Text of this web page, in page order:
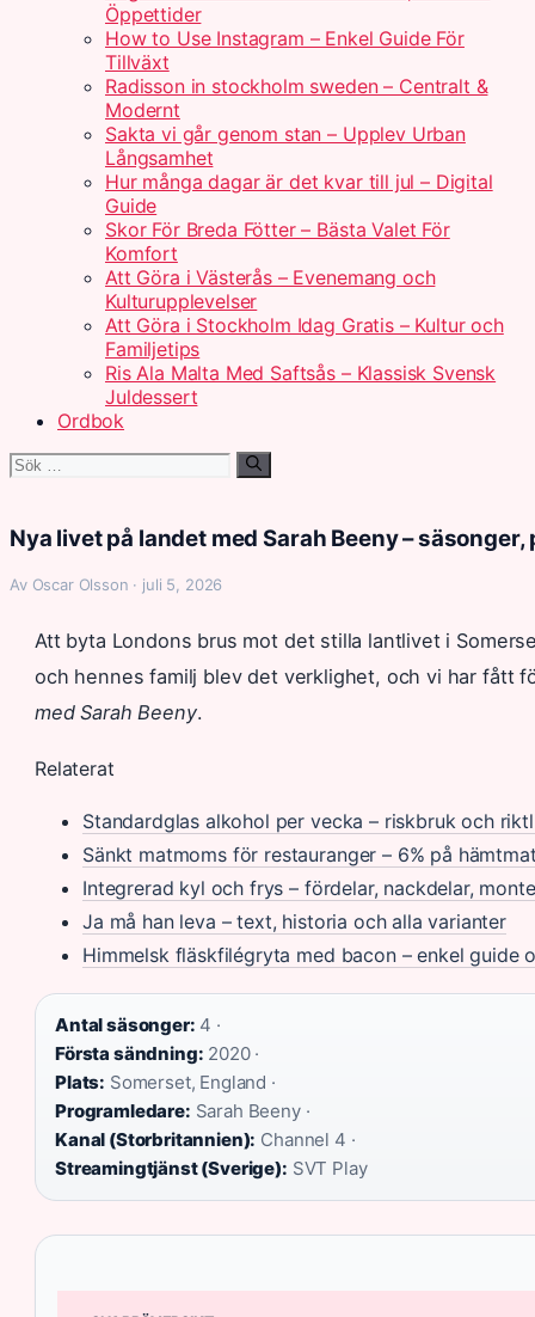
Öppettider
How to Use Instagram – Enkel Guide För
Tillväxt
Radisson in stockholm sweden – Centralt &
Modernt
Sakta vi går genom stan – Upplev Urban
Långsamhet
Hur många dagar är det kvar till jul – Digital
Guide
Skor För Breda Fötter – Bästa Valet För
Komfort
Att Göra i Västerås – Evenemang och
Kulturupplevelser
Att Göra i Stockholm Idag Gratis – Kultur och
Familjetips
Ris Ala Malta Med Saftsås – Klassisk Svensk
Juldessert
Ordbok
Sök
Nya livet på landet med Sarah Beeny –
Av Oscar Olsson · juli 5, 2026
Att byta Londons brus mot det stilla lantlivet i
och hennes familj blev det verklighet, och vi har fått
med Sarah Beeny.
Relaterat
Standardglas alkohol per vecka – riskbruk och
Sänkt matmoms för restauranger – 6% på
Integrerad kyl och frys – fördelar, nackdelar,
Ja må han leva – text, historia och alla varianter
Himmelsk fläskfilégryta med bacon – enkel guide
Antal säsonger: 4 ·
Första sändning: 2020 ·
Plats: Somerset, England ·
Programledare: Sarah Beeny ·
Kanal (Storbritannien): Channel 4 ·
Streamingtjänst (Sverige): SVT Play